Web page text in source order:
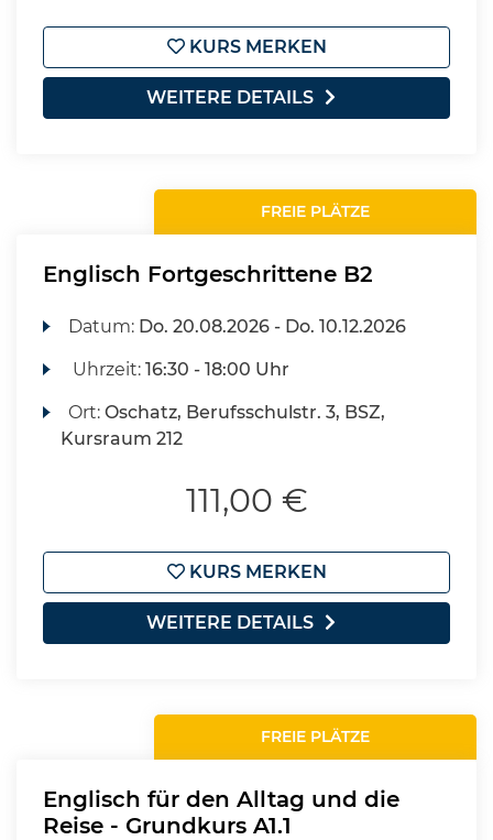
KURS MERKEN
WEITERE DETAILS
FREIE PLÄTZE
Englisch Fortgeschrittene B2
Datum: Do. 20.08.2026 - Do. 10.12.2026
Uhrzeit:16:30 - 18:00 Uhr
Ort:Oschatz, Berufsschulstr. 3, BSZ,
Kursraum 212
111,00 €
KURS MERKEN
WEITERE DETAILS
FREIE PLÄTZE
Englisch für den Alltag und die
Reise - Grundkurs A1.1